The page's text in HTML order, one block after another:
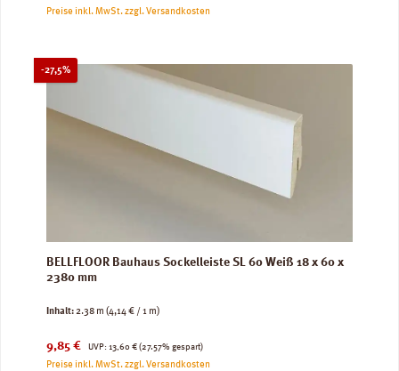
Preise inkl. MwSt. zzgl. Versandkosten
-27,5%Rabatt
BELLFLOOR Bauhaus Sockelleiste SL 60 Weiß 18 x 60 x
2380 mm
Inhalt:2.38 m (4,14 € / 1 m)
Verkaufspreis:
9,85 € UVP:
Regulärer Preis:
13,60 € (27.57% gespart)
Preise inkl. MwSt. zzgl. Versandkosten